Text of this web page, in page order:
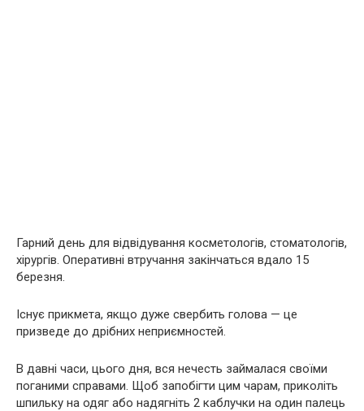
Гарний день для відвідування косметологів, стоматологів,
хірургів. Оперативні втручання закінчаться вдало 15
березня.
Існує прикмета, якщо дуже свербить голова — це
призведе до дрібних неприємностей.
В давні часи, цього дня, вся нечесть займалася своїми
поганими справами. Щоб запобігти цим чарам, приколіть
шпильку на одяг або надягніть 2 каблучки на один палець